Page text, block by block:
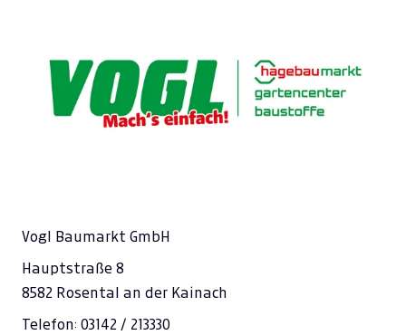
Vogl Baumarkt GmbH
Hauptstraße 8
8582 Rosental an der Kainach
Telefon: 03142 / 213330